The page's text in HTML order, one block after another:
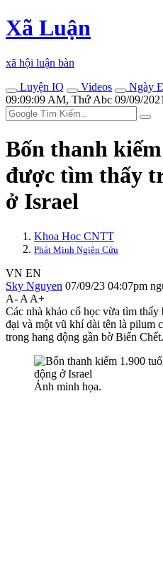
Xã Luận
xã hội luận bàn
Luyện IQ
Videos
Ngày
09:09:09 AM, Thứ Abc 09/09/2021
Bốn thanh
được tìm thấy
ở Israel
Khoa Học CNTT
Phát Minh Ngiên Cứu
VN EN
Sky Nguyen 07/09/23 04:07pm
A- A A+
Các nhà khảo cổ học vừa tìm
đại và một vũ khí dài tên là pilum
trong hang động gần bờ Biển Chết.
Ảnh minh họa.